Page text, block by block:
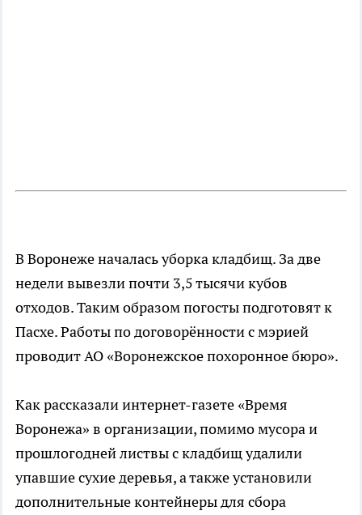
В Воронеже началась уборка кладбищ. За две
недели вывезли почти 3,5 тысячи кубов
отходов. Таким образом погосты подготовят к
Пасхе. Работы по договорённости с мэрией
проводит АО «Воронежское похоронное бюро».
Как рассказали интернет-газете «Время
Воронежа» в организации, помимо мусора и
прошлогодней листвы с кладбищ удалили
упавшие сухие деревья, а также установили
дополнительные контейнеры для сбора